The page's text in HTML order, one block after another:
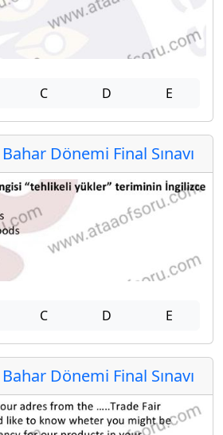
C D E
Dönemi Final Sınavı
C D E
Dönemi Final Sınavı